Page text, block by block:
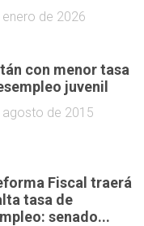
de 2026
con menor tasa
juvenil
agosto de 2015
Fiscal traerá
tasa de
senado...